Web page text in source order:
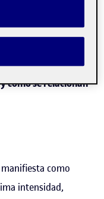
en función de su
continuación
básicas,
cómo se relacionan
como
intensidad,